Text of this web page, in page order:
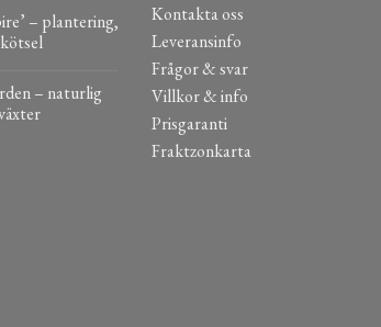
– plantering,
– naturlig
Kontakta oss
Leveransinfo
Frågor & svar
Villkor & info
Prisgaranti
Fraktzonkarta